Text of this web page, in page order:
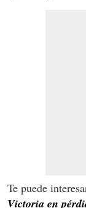
Te puede
Victoria en